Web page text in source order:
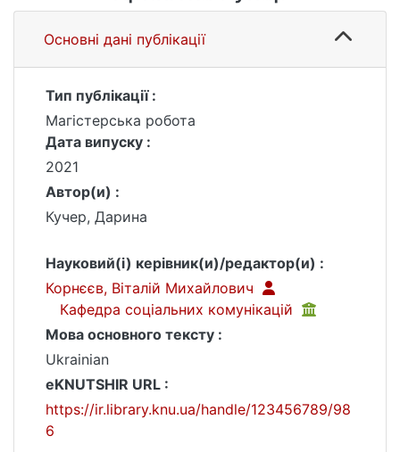
Основні дані публікації
Тип публікації :
Магістерська робота
Дата випуску :
2021
Автор(и) :
Кучер, Дарина
Науковий(і) керівник(и)/редактор(и) :
Корнєєв, Віталій Михайлович
Кафедра соціальних комунікацій
Мова основного тексту :
Ukrainian
eKNUTSHIR URL :
https://ir.library.knu.ua/handle/123456789/98
6